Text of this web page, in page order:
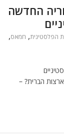
החדשה
הפלסטינית, חמאס,
הברית? –